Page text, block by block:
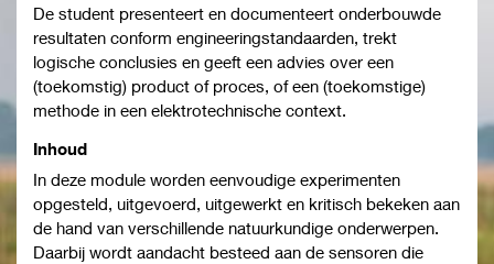
De student presenteert en documenteert onderbouwde
resultaten conform engineeringstandaarden, trekt
logische conclusies en geeft een advies over een
(toekomstig) product of proces, of een (toekomstige)
methode in een elektrotechnische context.
Inhoud
In deze module worden eenvoudige experimenten
opgesteld, uitgevoerd, uitgewerkt en kritisch bekeken aan
de hand van verschillende natuurkundige onderwerpen.
Daarbij wordt aandacht besteed aan de sensoren die